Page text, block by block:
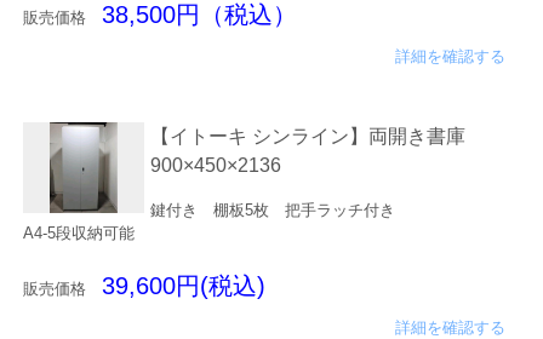
販売価格 38,500円（税込）
詳細を確認する
【イトーキ シンライン】両開き書庫
900×450×2136
鍵付き 棚板5枚 把手ラッチ付き
A4-5段収納可能
販売価格 39,600円(税込)
詳細を確認する